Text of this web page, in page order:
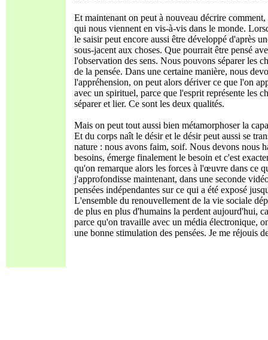
Et maintenant on peut à nouveau décrire
qui nous viennent en vis-à-vis dans le monde.
le saisir peut encore aussi être développé d'après
sous-jacent aux choses. Que pourrait être pensé
l'observation des sens. Nous pouvons séparer les
de la pensée. Dans une certaine manière, nous
l'appréhension, on peut alors dériver ce que l'on
avec un spirituel, parce que l'esprit représente les
séparer et lier. Ce sont les deux qualités.
Mais on peut tout aussi bien métamorphoser la
Et du corps naît le désir et le désir peut aussi se
nature : nous avons faim, soif. Nous devons nous
besoins, émerge finalement le besoin et c'est
qu'on remarque alors les forces à l'œuvre dans ce
j'approfondisse maintenant, dans une seconde
pensées indépendantes sur ce qui a été exposé
L'ensemble du renouvellement de la vie sociale
de plus en plus d'humains la perdent aujourd'hui,
parce qu'on travaille avec un média électronique,
une bonne stimulation des pensées. Je me réjouis